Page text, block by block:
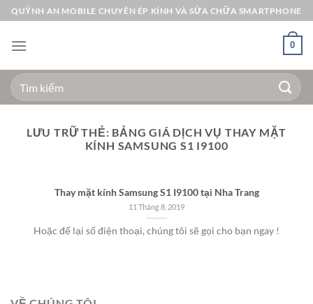
Bỏ
qua
nội
QUỲNH AN MOBILE CHUYÊN ÉP KÍNH VÀ SỬA CHỮA SMARTPHONE
0
Tìm
kiếm:
LƯU TRỮ THẺ: BẢNG GIÁ DỊCH VỤ THAY MẶT
KÍNH SAMSUNG S1 I9100
Thay mặt kính Samsung S1 I9100 tại Nha Trang
11 Tháng 8, 2019
Hoặc để lại số điện thoại, chúng tôi sẽ gọi cho bạn ngay !